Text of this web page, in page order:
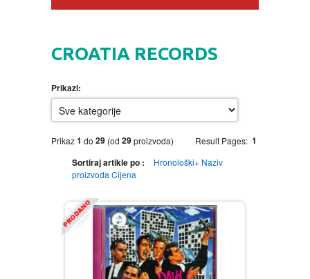
DVD
MOVIES DVD
MUSIC DVD
GADGETI
MTEL PREPAID SIM CARD
SLANJE PAKETA
GIFT CODE
KNJIGE
AUTOBIOGRAFIJA
AVANTURISTIČKI
MUZIKA
NARODNA
NEGA TELA
CROATIA RECORDS
Prikazi:
Result Pages: 1
Prikaz1 do 29 (od 29proizvoda)
Sortiraj artikle po : Hronološki+ Naziv
proizvoda Cijena